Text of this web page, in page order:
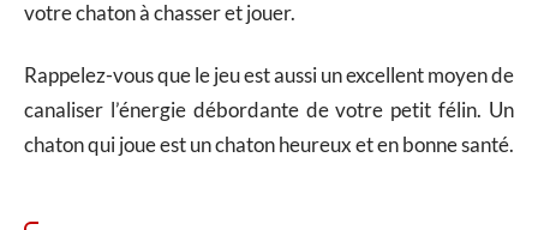
votre chaton à chasser et jouer.
Rappelez-vous que le jeu est aussi un excellent moyen de
canaliser l’énergie débordante de votre petit félin. Un
chaton qui joue est un chaton heureux et en bonne santé.